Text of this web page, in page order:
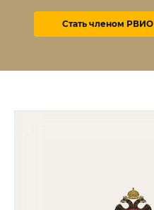
Стать членом РВИО